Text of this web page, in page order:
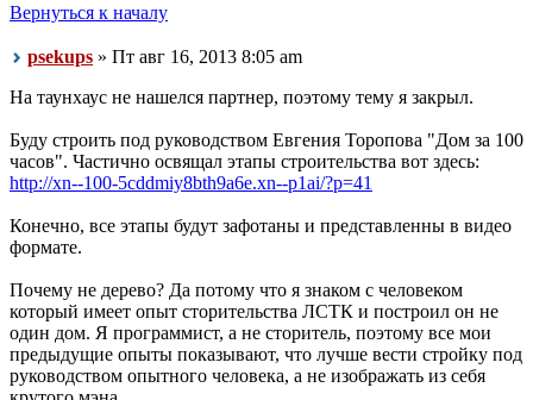
Вернуться к началу
psekups » Пт авг 16, 2013 8:05 am
На таунхаус не нашелся партнер, поэтому тему я закрыл.
Буду строить под руководством Евгения Торопова "Дом за 100
часов". Частично освящал этапы строительства вот здесь:
http://xn--100-5cddmiy8bth9a6e.xn--p1ai/?p=41
Конечно, все этапы будут зафотаны и представленны в видео
формате.
Почему не дерево? Да потому что я знаком с человеком
который имеет опыт сторительства ЛСТК и построил он не
один дом. Я программист, а не сторитель, поэтому все мои
предыдущие опыты показывают, что лучше вести стройку под
руководством опытного человека, а не изображать из себя